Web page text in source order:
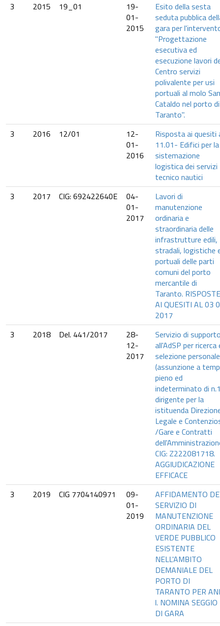
3
2015 19_01
19-
01-
2015
Esito della sesta
seduta pubblica
gara per
"Progettazione
esecutiva ed
esecuzione lavori
Centro servizi
polivalente per usi
portuali al molo San
Cataldo nel porto di
Taranto".
3
2016 12/01
12-
01-
2016
Risposta ai quesiti
11.01- Edifici per la
sistemazione
logistica dei servizi
tecnico nautici
3
2017 CIG: 692422640E
04-
01-
2017
Lavori di
manutenzione
ordinaria e
straordinaria delle
infrastrutture edili,
stradali, logistiche
portuali delle parti
comuni del porto
mercantile di
Taranto. RISPOSTE
AI QUESITI AL 03
2017
3
2018 Del. 441/2017
28-
12-
2017
Servizio di
all'AdSP per ricerca
selezione personale
(assunzione a
pieno ed
indeterminato di
dirigente per la
istituenda
Legale e
/Gare e Contratti
CIG: Z222081718.
AGGIUDICAZIONE
EFFICACE
3
2019 CIG 7704140971
09-
01-
2019
AFFIDAMENTO
SERVIZIO DI
MANUTENZIONE
ORDINARIA DEL
VERDE PUBBLICO
ESISTENTE
NELL'AMBITO
DEMANIALE DEL
PORTO DI
TARANTO PER
l. NOMINA SEGGIO
DI GARA